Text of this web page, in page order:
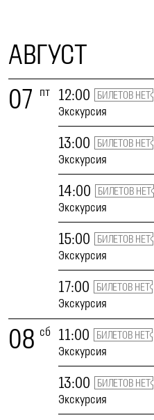
АВГУСТ
07 пт 12:00 БИЛЕТОВ НЕТ
Экскурсия
13:00 БИЛЕТОВ НЕТ
Экскурсия
14:00 БИЛЕТОВ НЕТ
Экскурсия
15:00 БИЛЕТОВ НЕТ
Экскурсия
17:00 БИЛЕТОВ НЕТ
Экскурсия
08 сб 11:00 БИЛЕТОВ НЕТ
Экскурсия
13:00 БИЛЕТОВ НЕТ
Экскурсия